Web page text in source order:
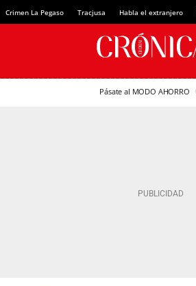
Crimen La Pegaso Tracjusa Habla el extranjero
Pásate al MODO AHORRO